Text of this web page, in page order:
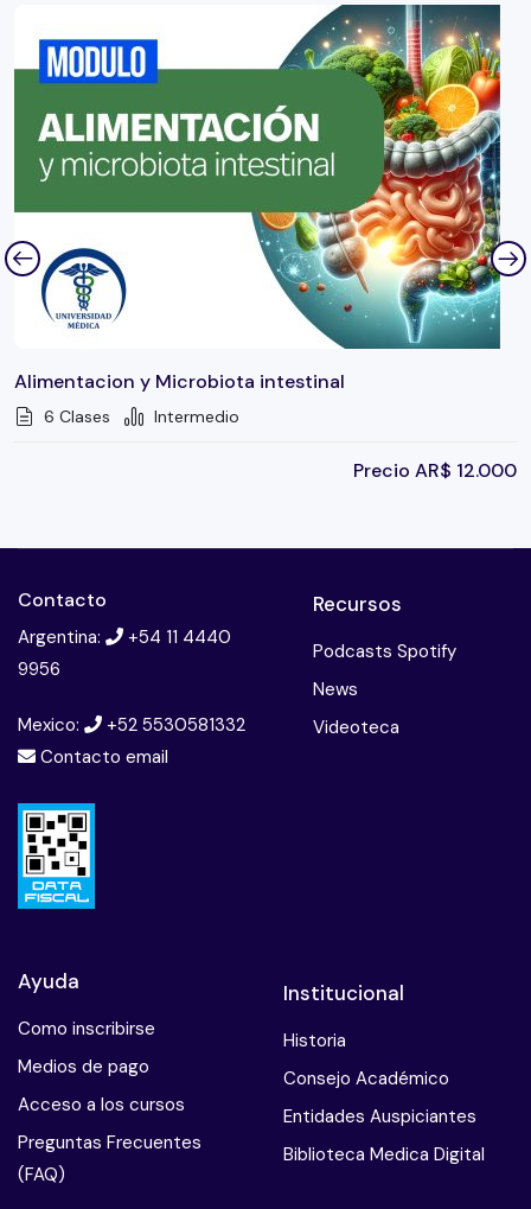
Alimentacion y Microbiota intestinal
6 Clases Intermedio
Precio AR$ 12.000
Contacto
Argentina:
+54 11 4440
9956
Mexico:
+52 5530581332
Contacto email
Recursos
Podcasts Spotify
News
Videoteca
Ayuda
Como inscribirse
Medios de pago
Acceso a los cursos
Preguntas Frecuentes
(FAQ)
Institucional
Historia
Consejo Académico
Entidades Auspiciantes
Biblioteca Medica Digital